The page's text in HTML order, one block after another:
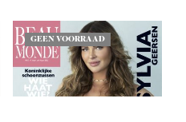
GEEN VOORRAAD